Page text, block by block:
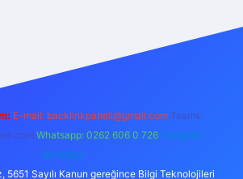
m elexbet
E-mail: backlinkpaneli@gmail.com Teams:
Whatsapp: 0262 606 0 726 Telegram:
@karabul
5651 Sayılı Kanun gereğince Bilgi Teknolojileri